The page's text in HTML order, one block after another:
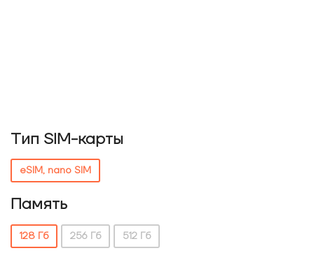
Тип SIM-карты
eSIM, nano SIM
Память
128 Гб 256 Гб 512 Гб